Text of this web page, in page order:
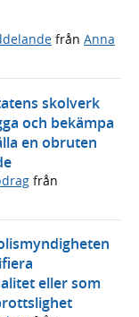
från Anna
skolverk
och bekämpa
en obruten
från
eller som